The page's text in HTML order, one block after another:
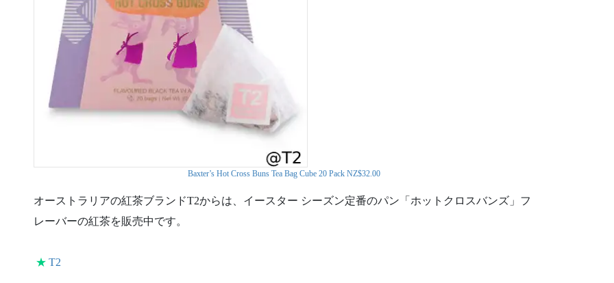
Baxter’s Hot Cross Buns Tea Bag Cube 20 Pack NZ$32.00
オーストラリアの紅茶ブランドT2からは、イースター シーズン定番のパン「ホットクロスバンズ」フ
レーバーの紅茶を販売中です。
★ T2